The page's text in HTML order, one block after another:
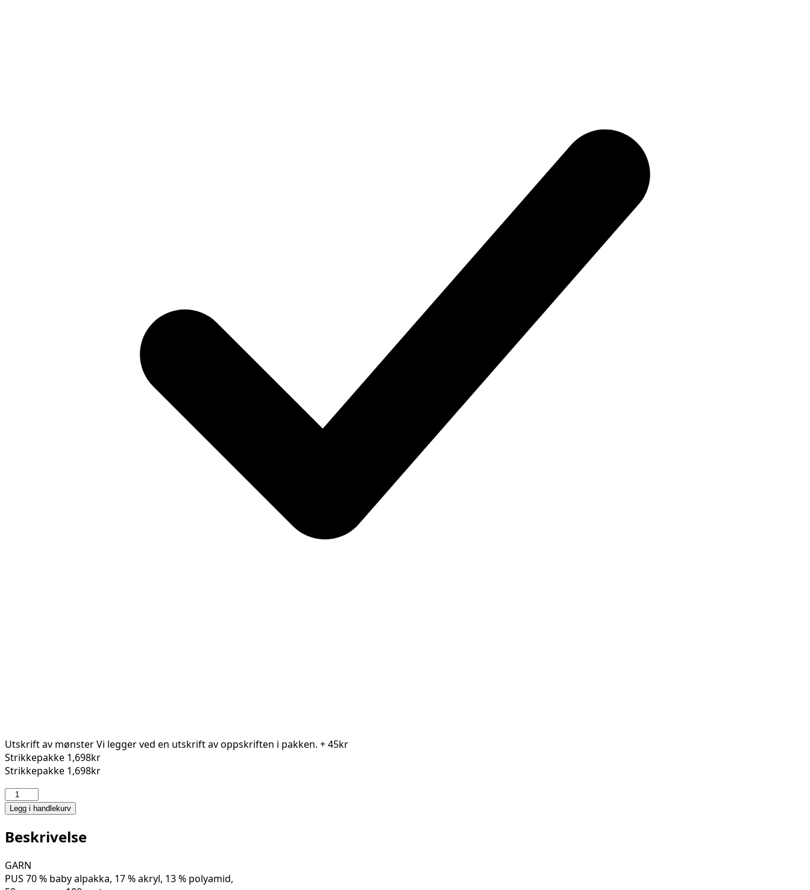
Utskrift av mønsterVi legger ved en utskrift av oppskriften i pakken. + 45kr
Strikkepakke 1,698kr
Strikkepakke 1,698kr
CARLY
GENSER
125-
26
antall
Legg i handlekurv
Beskrivelse
GARN
PUS 70 % baby alpakka, 17 % akryl, 13 % polyamid,